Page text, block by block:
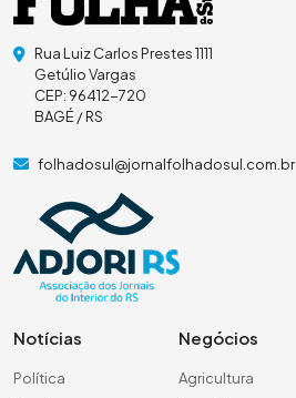
Rua Luiz Carlos Prestes 1111
Getúlio Vargas
CEP: 96412-720
BAGÉ / RS
folhadosul@jornalfolhadosul.com.br
Notícias
Política
Negócios
Agricultura